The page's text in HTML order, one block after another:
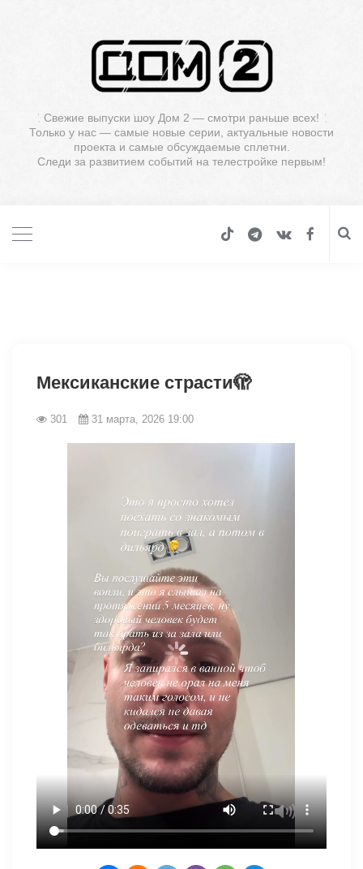
Свежие выпуски шоу Дом 2 — смотри раньше всех!
Только у нас — самые новые серии, актуальные новости
проекта и самые обсуждаемые сплетни.
Следи за развитием событий на телестройке первым!
Мексиканские страсти🫣
301 31 марта, 2026 19:00